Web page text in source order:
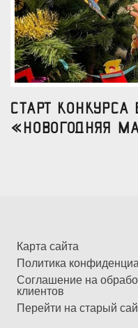
Старт
«Новогодняя
Карта сайта
Политика
Соглашение на
клиентов
Перейти на старый